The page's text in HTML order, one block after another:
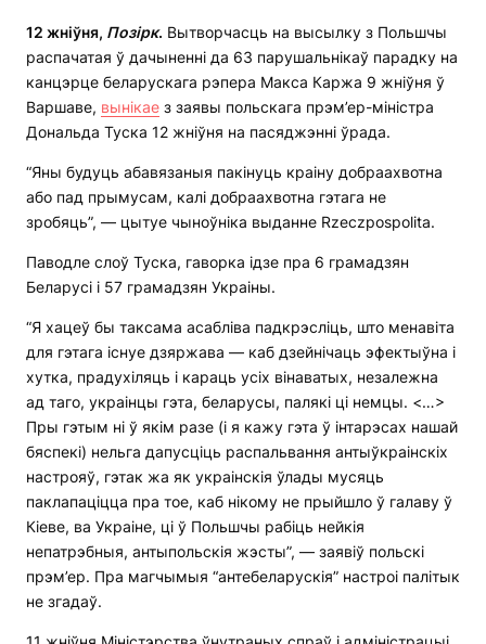
12 жніўня, Позірк. Вытворчасць на высылку з Польшчы
распачатая ў дачыненні да 63 парушальнікаў парадку на
канцэрце беларускага рэпера Макса Каржа 9 жніўня ў
Варшаве, вынікае з заявы польскага прэм’ер-міністра
Дональда Туска 12 жніўня на пасяджэнні ўрада.
“Яны будуць абавязаныя пакінуць краіну добраахвотна
або пад прымусам, калі добраахвотна гэтага не
зробяць”, — цытуе чыноўніка выданне Rzeczpospolita.
Паводле слоў Туска, гаворка ідзе пра 6 грамадзян
Беларусі і 57 грамадзян Украіны.
“Я хацеў бы таксама асабліва падкрэсліць, што менавіта
для гэтага існуе дзяржава — каб дзейнічаць эфектыўна і
хутка, прадухіляць і караць усіх вінаватых, незалежна
ад таго, украінцы гэта, беларусы, палякі ці немцы. <…>
Пры гэтым ні ў якім разе (і я кажу гэта ў інтарэсах нашай
бяспекі) нельга дапусціць распальвання антыўкраінскіх
настрояў, гэтак жа як украінскія ўлады мусяць
паклапаціцца пра тое, каб нікому не прыйшло ў галаву ў
Кіеве, ва Украіне, ці ў Польшчы рабіць нейкія
непатрэбныя, антыпольскія жэсты”, — заявіў польскі
прэм’ер. Пра магчымыя “антебеларускія” настроі палітык
не згадаў.